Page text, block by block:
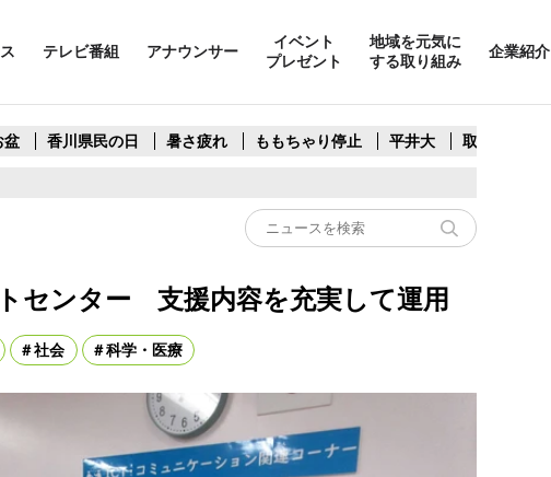
テレビ番組 アナウンサー
イベント
プレゼント
地域を元気に
する取り組み
企業紹介
盆 香川県民の日 暑さ疲れ ももちゃり停止 平井大 取水制限
センター 支援内容を充実して運用
社会 科学・医療